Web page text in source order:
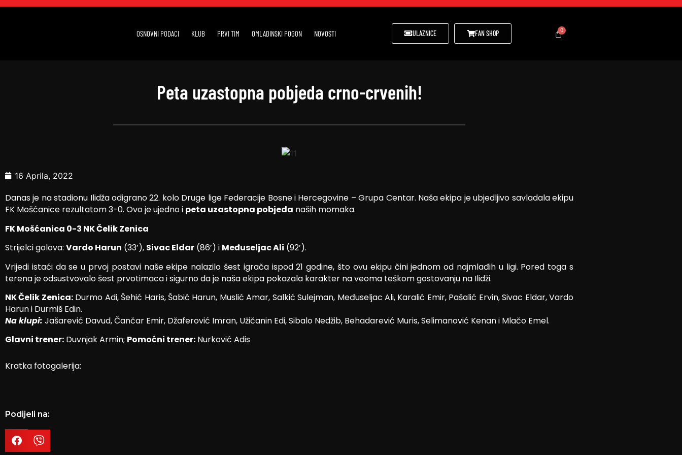
OSNOVNI PODACI KLUB PRVI TIM OMLADINSKI POGON NOVOSTI ULAZNICE FAN SHOP
Peta uzastopna pobjeda crno-crvenih!
16 Aprila, 2022
Danas je na stadionu Ilidža odigrano 22. kolo Druge lige Federacije Bosne i Hercegovine – Grupa Centar. Naša ekipa je ubjedljivo savladala ekipu
FK Mošćanice rezultatom 3-0. Ovo je ujedno i peta uzastopna pobjeda naših momaka.
FK Mošćanica 0-3 NK Čelik Zenica
Strijelci golova: Vardo Harun (33’), Sivac Eldar (86’) i Međuseljac Ali (92’).
Vrijedi istaći da se u prvoj postavi naše ekipe nalazilo šest igrača ispod 21 godine, što ovu ekipu čini jednom od najmlađih u ligi. Pored toga s
terena je odsustvovalo šest prvotimaca i sigurno da je naša ekipa pokazala karakter na veoma teškom gostovanju na Ilidži.
NK Čelik Zenica:Durmo Adi, Šehić Haris, Šabić Harun, Muslić Amar, Salkić Sulejman, Međuseljac Ali, Karalić Emir, Pašalić Ervin, Sivac Eldar, Vardo
Harun i Durmiš Edin.
Na klupi: Jašarević Davud, Čančar Emir, Džaferović Imran, Užičanin Edi, Sibalo Nedžib, Behadarević Muris, Selimanović Kenan i Mlačo Emel.
Glavni trener: Duvnjak Armin; Pomoćni trener: Nurković Adis
Kratka fotogalerija:
Podijeli na: